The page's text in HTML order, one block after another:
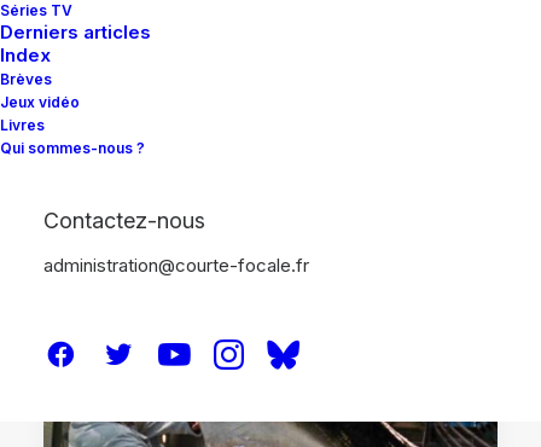
Séries TV
Derniers articles
Index
Brèves
Jeux vidéo
Livres
Qui sommes-nous ?
Contactez-nous
administration@courte-focale.fr